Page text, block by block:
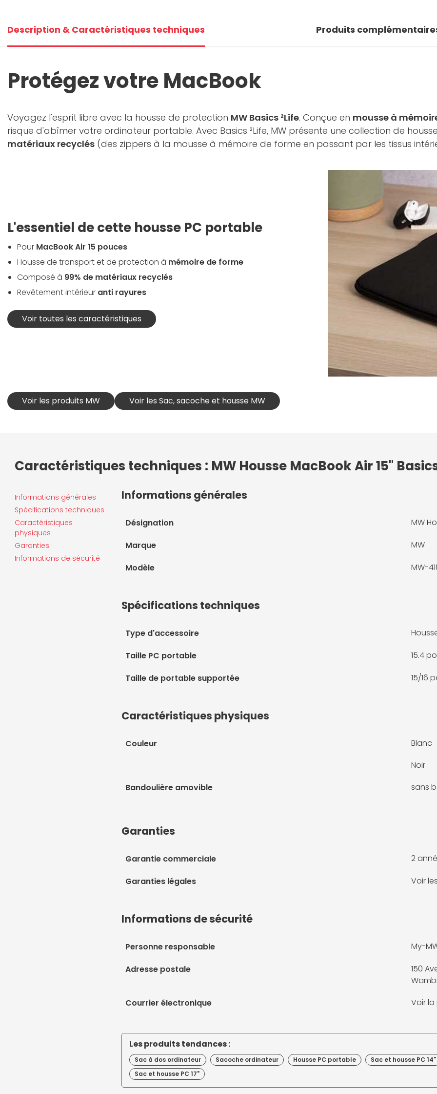
Description & Caractéristiques techniques Produits
Protégez votre MacBook
Voyagez l'esprit libre avec la housse de protection MW Basics ²Life. Conçue en mousse à
risque d'abîmer votre ordinateur portable. Avec Basics ²Life, MW présente une collection de
matériaux recyclés (des zippers à la mousse à mémoire de forme en passant par les tissus
L'essentiel de cette housse PC portable
Pour MacBook Air 15 pouces
Housse de transport et de protection à mémoire de forme
Composé à 99% de matériaux recyclés
Revêtement intérieur anti rayures
Voir toutes les caractéristiques
Voir les produits MW Voir les Sac, sacoche et housse MW
Caractéristiques techniques : MW Housse MacBook Air 15"
Informations générales
Spécifications techniques
Caractéristiques
physiques
Garanties
Informations de sécurité
Informations générales
Désignation MW
Marque MW
Modèle MW-
Spécifications techniques
Type d'accessoire
Taille PC portable 15.4
Taille de portable supportée 15/16
Caractéristiques physiques
Couleur
Blanc
Noir
Bandoulière amovible
sans
Garanties
Garantie commerciale 2
Garanties légales Voir
Informations de sécurité
Personne responsable My-
Adresse postale
150
Courrier électronique
Voir
Les produits tendances :
Sac à dos ordinateur Sacoche ordinateur Housse PC portable
Sac et housse PC 14"
Sac et housse PC 17"